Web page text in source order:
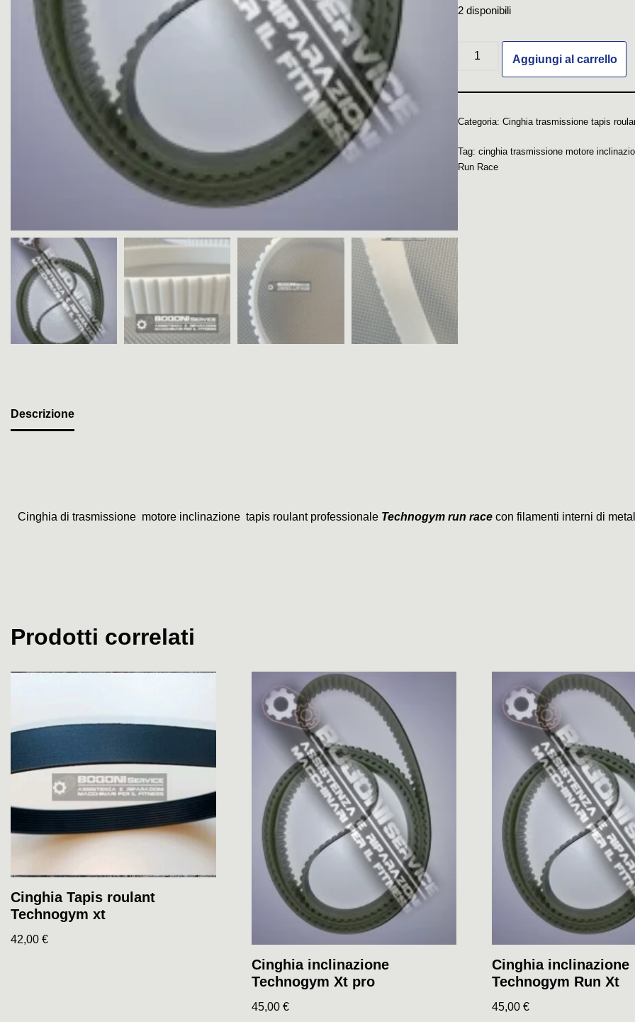
2 disponibili
Aggiungi al carrello
Categoria: Cinghia trasmissione tapis
Tag: cinghia trasmissione motore
Run Race
Descrizione
Cinghia di trasmissione motore inclinazione tapis roulant professionale Technogym run race con filamenti interni di
Prodotti correlati
Cinghia Tapis roulant
Technogym xt
42,00 €
Cinghia inclinazione
Technogym Xt pro
45,00 €
Cinghia inclinazione
Technogym Run Xt
45,00€